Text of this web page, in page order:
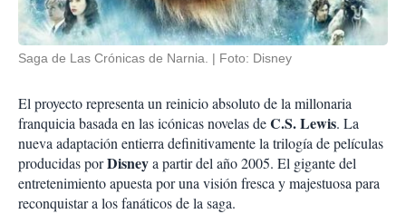
Saga de Las Crónicas de Narnia. Foto: Disney
El proyecto representa un reinicio absoluto de la millonaria
franquicia basada en las icónicas novelas deC.S. Lewis. La
nueva adaptación entierra definitivamente la trilogía de películas
producidas porDisneya partir del año 2005. El gigante del
entretenimiento apuesta por una visión fresca y majestuosa para
reconquistar a los fanáticos de la saga.